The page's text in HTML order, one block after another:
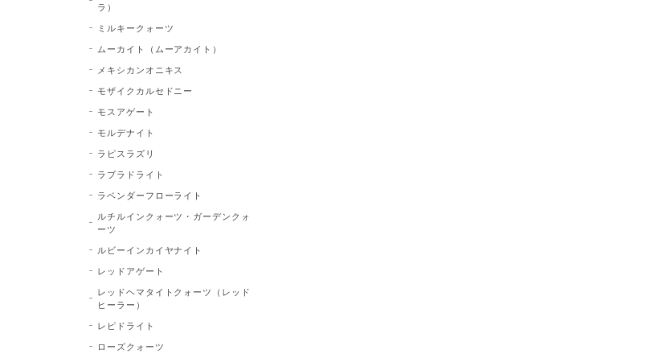
ラ）
ミルキークォーツ
ムーカイト（ムーアカイト）
メキシカンオニキス
モザイクカルセドニー
モスアゲート
モルデナイト
ラピスラズリ
ラブラドライト
ラベンダーフローライト
ルチルインクォーツ・ガーデンクォ
ーツ
ルビーインカイヤナイト
レッドアゲート
レッドヘマタイトクォーツ（レッド
ヒーラー）
レピドライト
ローズクォーツ